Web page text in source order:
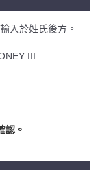
入於姓氏後方。
III
認。